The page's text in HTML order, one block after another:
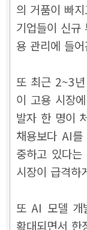
의 거품이 빠
기업들이 신규
용 관리에 들
또 최근 2~3
이 고용 시장
발자 한 명이
채용보다 AI
중하고 있다
시장이 급격하
또 AI 모델 개
확대되면서